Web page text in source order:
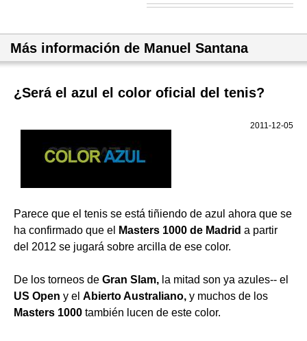
Más información de Manuel Santana
¿Será el azul el color oficial del tenis?
2011-12-05
Parece que el tenis se está tiñiendo de azul ahora que se
ha confirmado que el
Masters 1000 de Madrid a partir
del 2012 se jugará sobre arcilla de ese color.
De los torneos de Gran Slam, la mitad son ya azules-- el
US Open y el Abierto Australiano, y muchos de los
Masters 1000 también lucen de este color.